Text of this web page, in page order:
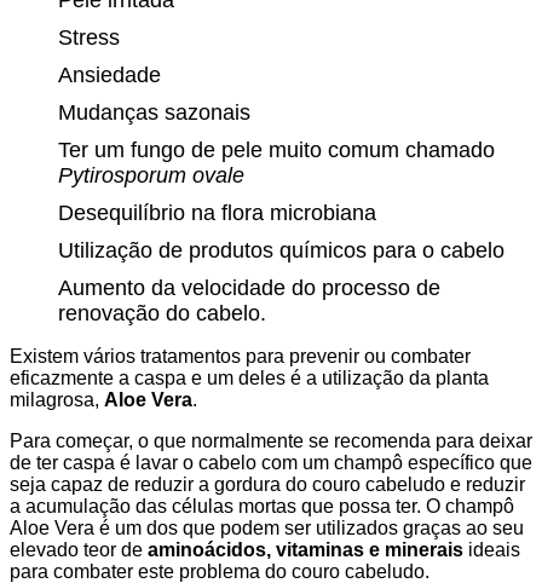
Stress
Ansiedade
Mudanças sazonais
Ter um fungo de pele muito comum chamado
Pytirosporum ovale
Desequilíbrio na flora microbiana
Utilização de produtos químicos para o cabelo
Aumento da velocidade do processo de
renovação do cabelo.
Existem vários tratamentos para prevenir ou combater
eficazmente a caspa e um deles é a utilização da planta
milagrosa, Aloe Vera.
Para começar, o que normalmente se recomenda para deixar
de ter caspa é lavar o cabelo com um champô específico que
seja capaz de reduzir a gordura do couro cabeludo e reduzir
a acumulação das células mortas que possa ter. O champô
Aloe Vera é um dos que podem ser utilizados graças ao seu
elevado teor de aminoácidos, vitaminas e minerais ideais
para combater este problema do couro cabeludo.